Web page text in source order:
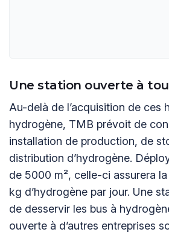
Une station ouverte à
Au-delà de l’acquisition de ces
hydrogène, TMB prévoit de
installation de production, de
distribution d’hydrogène.
de 5000 m², celle-ci assurera
kg d’hydrogène par jour. Une
de desservir les bus à
ouverte à d’autres entreprises